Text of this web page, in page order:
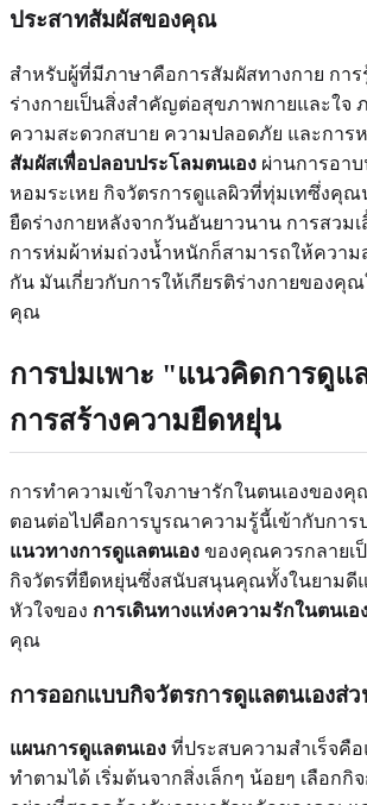
ประสาทสัมผัสของคุณ
สำหรับผู้ที่มีภาษาคือการสัมผัสทางกาย การ
ร่างกายเป็นสิ่งสำคัญต่อสุขภาพกายและใจ
ความสะดวกสบาย ความปลอดภัย และการ
สัมผัสเพื่อปลอบประโลมตนเอง ผ่านการอา
หอมระเหย กิจวัตรการดูแลผิวที่ทุ่มเทซึ่งคุณ
ยืดร่างกายหลังจากวันอันยาวนาน การสวม
การห่มผ้าห่มถ่วงน้ำหนักก็สามารถให้ความ
กัน มันเกี่ยวกับการให้เกียรติร่างกายของคุ
คุณ
การบ่มเพาะ "แนวคิดการดูแ
การสร้างความยืดหยุ่น
การทำความเข้าใจภาษารักในตนเองของ
ตอนต่อไปคือการบูรณาความรู้นี้เข้ากับการ
แนวทางการดูแลตนเอง ของคุณควรกลายเ
กิจวัตรที่ยืดหยุ่นซึ่งสนับสนุนคุณทั้งในยามดี
หัวใจของ การเดินทางแห่งความรักในตนเอ
คุณ
การออกแบบกิจวัตรการดูแลตนเอง
แผนการดูแลตนเอง ที่ประสบความสำเร็จคื
ทำตามได้ เริ่มต้นจากสิ่งเล็กๆ น้อยๆ เลือกกิ